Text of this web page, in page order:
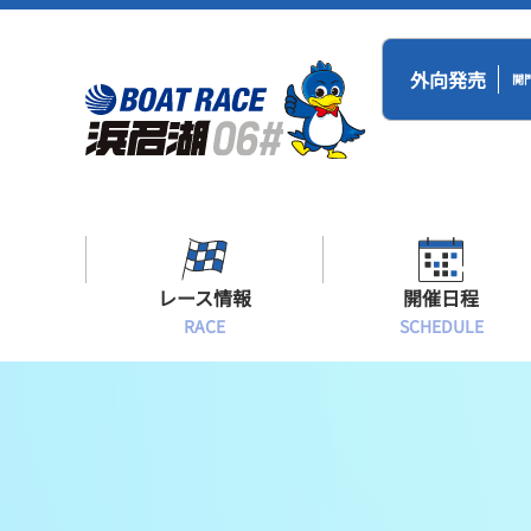
外向発売 開
レース情報
RACE
開催日程
SCHEDULE